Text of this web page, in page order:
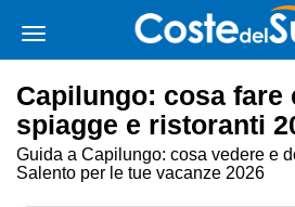
Capilungo: cosa fare
spiagge e ristoranti
Guida a Capilungo: cosa vedere e
Salento per le tue vacanze 2026